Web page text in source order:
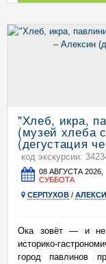
"Хлеб, икра,
(музей хлеба
(дегустация
код экскурсии:
08 АВГУСТА 2026,
СУББОТА
СЕРПУХОВ /
Ока зовёт — и не
город павлинов